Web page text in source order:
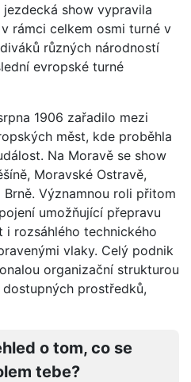
show vypravila
rámci celkem osmi turné v
různých národností
evropské turné
1906 zařadilo mezi
měst, kde proběhla
Na Moravě se show
Moravské Ostravě,
Brně. Významnou roli přitom
umožňující přepravu
rozsáhlého technického
vlaky. Celý podnik
organizační strukturou
prostředků,
o tom, co se
tebe?